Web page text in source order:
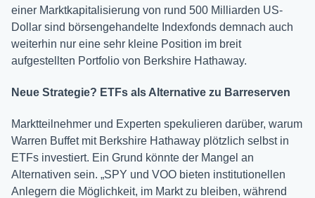
einer Marktkapitalisierung von rund 500 Milliarden US-
Dollar sind börsengehandelte Indexfonds demnach auch
weiterhin nur eine sehr kleine Position im breit
aufgestellten Portfolio von Berkshire Hathaway.
Neue Strategie? ETFs als Alternative zu Barreserven
Marktteilnehmer und Experten spekulieren darüber, warum
Warren Buffet mit Berkshire Hathaway plötzlich selbst in
ETFs investiert. Ein Grund könnte der Mangel an
Alternativen sein. „SPY und VOO bieten institutionellen
Anlegern die Möglichkeit, im Markt zu bleiben, während